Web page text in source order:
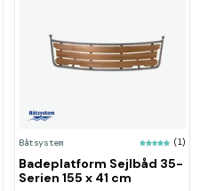
Båtsystem (1)
Badeplatform Sejlbåd 35-
Serien 155 x 41 cm